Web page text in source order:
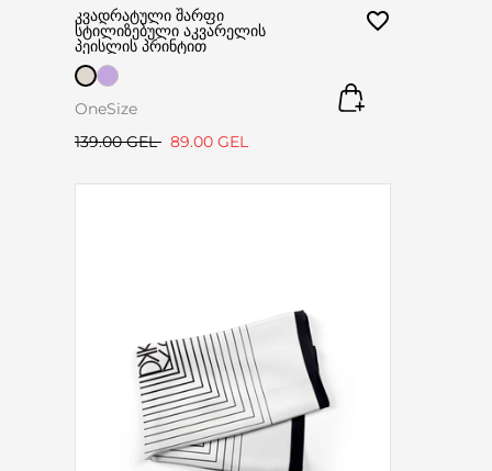
კვადრატული შარფი
სტილიზებული აკვარელის
პეისლის პრინტით
OneSize
139.00 GEL 89.00 GEL